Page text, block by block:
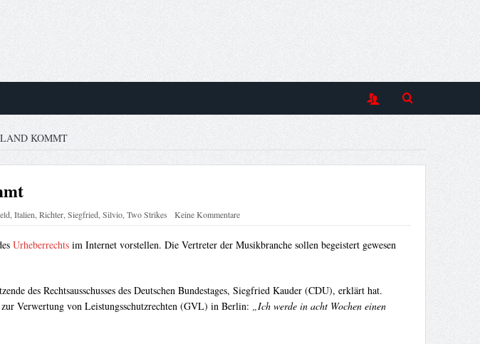
KOMMT
,Italien,Richter,Siegfried,Silvio,Two Strikes Keine Kommentare
Urheberrechtsim Internet vorstellen. Die Vertreter der Musikbranche sollen begeistert gewesen
des Rechtsausschusses des Deutschen Bundestages, Siegfried Kauder (CDU), erklärt hat.
Verwertung von Leistungsschutzrechten (GVL) in Berlin: „Ich werde in acht Wochen einen